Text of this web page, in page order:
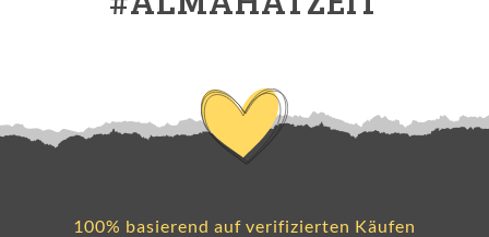
100% basierend auf verifizierten Käufen